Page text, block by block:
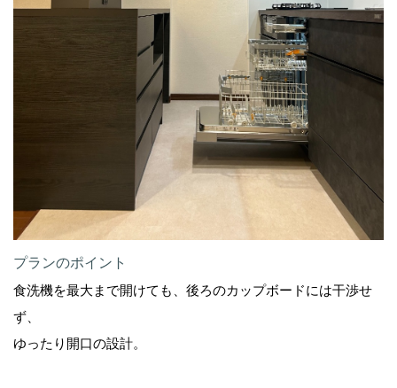
プランのポイント
食洗機を最大まで開けても、後ろのカップボードには干渉せ
ず、
ゆったり開口の設計。